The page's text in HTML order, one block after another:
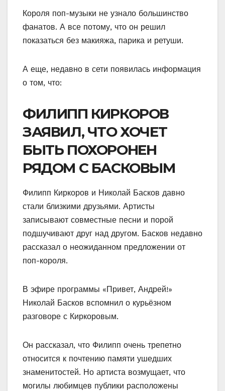
Короля поп-музыки не узнало большинство
фанатов. А все потому, что он решил
показаться без макияжа, парика и ретуши.
А еще, недавно в сети появилась информация
о том, что:
ФИЛИПП КИРКОРОВ
ЗАЯВИЛ, ЧТО ХОЧЕТ
БЫТЬ ПОХОРОНЕН
РЯДОМ С БАСКОВЫМ
Филипп Киркоров и Николай Басков давно
стали близкими друзьями. Артисты
записывают совместные песни и порой
подшучивают друг над другом. Басков недавно
рассказал о неожиданном предложении от
поп-короля.
В эфире программы «Привет, Андрей!»
Николай Басков вспомнил о курьёзном
разговоре с Киркоровым.
Он рассказал, что Филипп очень трепетно
относится к почтению памяти ушедших
знаменитостей. Но артиста возмущает, что
могилы любимцев публики расположены